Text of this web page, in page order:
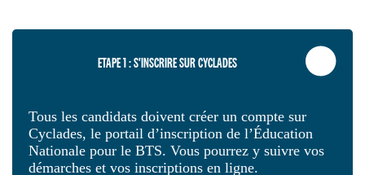
ETAPE 1 : S'INSCRIRE SUR CYCLADES
Tous les candidats doivent créer un compte sur
Cyclades, le portail d’inscription de l’Éducation
Nationale pour le BTS. Vous pourrez y suivre vos
démarches et vos inscriptions en ligne.